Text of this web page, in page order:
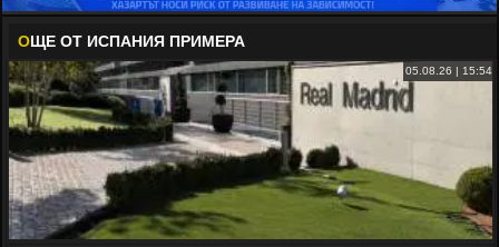
ОЩЕ ОТ ИСПАНИЯ ПРИМЕРА
05.08.26 | 15:54